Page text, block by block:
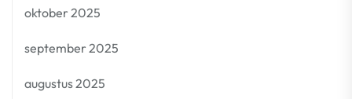
oktober 2025
september 2025
augustus 2025